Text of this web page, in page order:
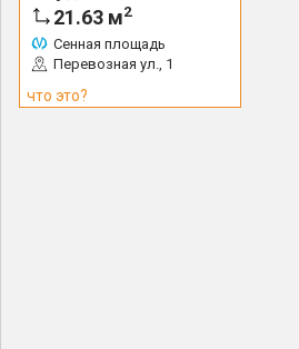
21.63 м2
Сенная площадь
Перевозная ул., 1
что это?